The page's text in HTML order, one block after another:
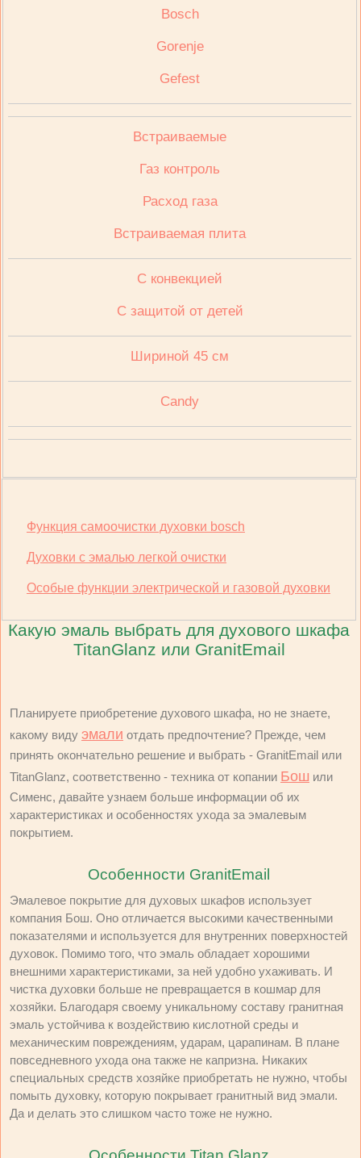
Bosch
Gorenje
Gefest
Встраиваемые
Газ контроль
Расход газа
Встраиваемая плита
C конвекцией
C защитой от детей
Шириной 45 см
Candy
Функция самоочистки духовки bosch
Духовки с эмалью легкой очистки
Особые функции электрической и газовой духовки
Какую эмаль выбрать для духового шкафа
TitanGlanz или GranitEmail
Планируете приобретение духового шкафа, но не знаете,
какому виду эмали отдать предпочтение? Прежде, чем
принять окончательно решение и выбрать - GranitEmail или
TitanGlanz, соответственно - техника от копании Бош или
Сименс, давайте узнаем больше информации об их
характеристиках и особенностях ухода за эмалевым
покрытием.
Особенности GranitEmail
Эмалевое покрытие для духовых шкафов использует
компания Бош. Оно отличается высокими качественными
показателями и используется для внутренних поверхностей
духовок. Помимо того, что эмаль обладает хорошими
внешними характеристиками, за ней удобно ухаживать. И
чистка духовки больше не превращается в кошмар для
хозяйки. Благодаря своему уникальному составу гранитная
эмаль устойчива к воздействию кислотной среды и
механическим повреждениям, ударам, царапинам. В плане
повседневного ухода она также не капризна. Никаких
специальных средств хозяйке приобретать не нужно, чтобы
помыть духовку, которую покрывает гранитный вид эмали.
Да и делать это слишком часто тоже не нужно.